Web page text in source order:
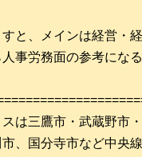
と、メインは経営・
事労務面の参考にな
は三鷹市・武蔵野市
、国分寺市など中央